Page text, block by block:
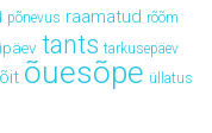
põnevus raamatud rõõm
tants tarkusepäev
õuesõpe üllatus